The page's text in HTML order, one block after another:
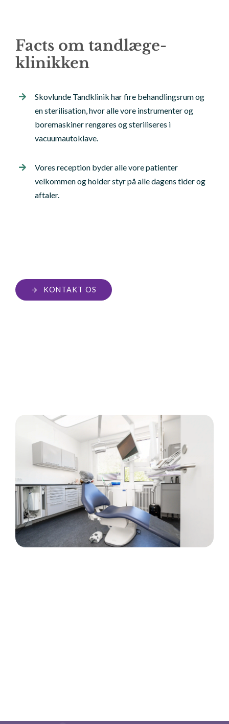
Facts om tandlæge­
klinikken
Skovlunde Tandklinik har fire behandlingsrum og
en sterilisation, hvor alle vore instrumenter og
boremaskiner rengøres og steriliseres i
vacuumautoklave.
Vores reception byder alle vore patienter
velkommen og holder styr på alle dagens tider og
aftaler.
KONTAKT OS